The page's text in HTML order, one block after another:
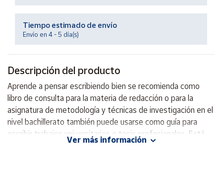
Contacto
Mapa de
vendedores
Hazte
Área
vendedor
Tiempo estimado de envío
Envío en 4 - 5 día(s)
Descripción del producto
Aprende a pensar escribiendo bien se recomienda como
libro de consulta para la materia de redacción o para la
asignatura de metodología y técnicas de investigación en el
nivel bachillerato también puede usarse como guía para
escribir trabajos universitarios o tesis profesionales. Está
ideado para que los profesores y alumnos lo manejen de
Ver más información